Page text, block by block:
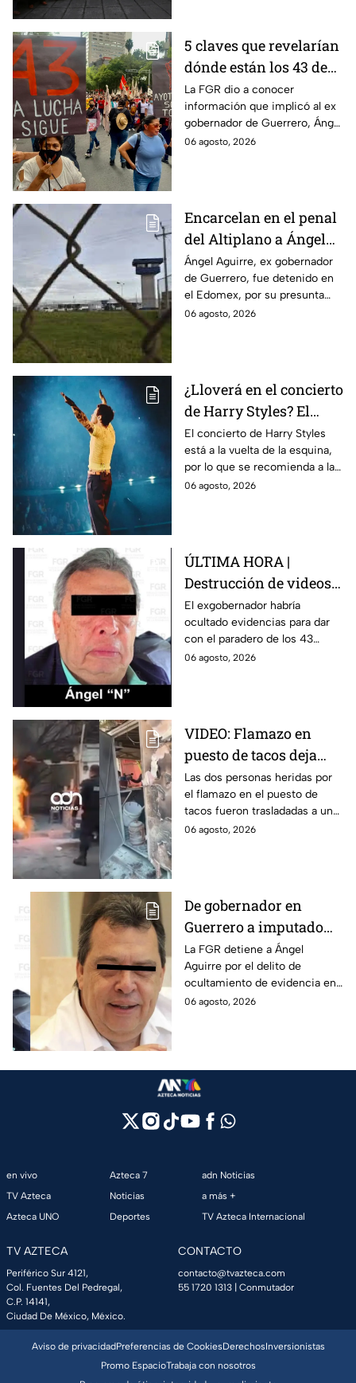
5 claves que revelarían
dónde están los 43 de
Ayotzinapa tras
captura de Ángel
Aguirre, ex gobernador
de Guerrero
La FGR dio a conocer
información que implicó al ex
gobernador de Guerrero, Ángel
Aguirre, quien fue detenido
06 agosto, 2026
Encarcelan en el penal
del Altiplano a Ángel
Aguirre, ex gobernador
de Guerrero por caso
Ayotzinapa
Ángel Aguirre, ex gobernador
de Guerrero, fue detenido en
el Edomex, por su presunta
participación en la
06 agosto, 2026
¿Lloverá en el concierto
de Harry Styles? El
pronóstico del clima
para este viernes en
CDMX
El concierto de Harry Styles
está a la vuelta de la esquina,
por lo que se recomienda a las
y los fanáticos revisar el clima
06 agosto, 2026
ÚLTIMA HORA |
Destrucción de videos
clave y amenazas a
testigos por parte de
exgobernador Ángel
Aguirre: FGR
El exgobernador habría
ocultado evidencias para dar
con el paradero de los 43
estudiantes desaparecidos de
06 agosto, 2026
VIDEO: Flamazo en
puesto de tacos deja
dos heridos en CDMX
Las dos personas heridas por
el flamazo en el puesto de
tacos fueron trasladadas a un
hospital para recibir atención
06 agosto, 2026
De gobernador en
Guerrero a imputado
por la "Verdad
Histórica"; Así fue como
Ángel Aguirre obstruyó
la justicia en caso
La FGR detiene a Ángel
Aguirre por el delito de
ocultamiento de evidencia en
el caso Ayotzinapa. Esta es la
06 agosto, 2026
en vivo
TV Azteca
Azteca UNO
Azteca 7
Noticias
Deportes
adn Noticias
a más +
TV Azteca Internacional
TV AZTECA
Periférico Sur 4121,
Col. Fuentes Del Pedregal,
C.P. 14141,
Ciudad De México, México.
CONTACTO
contacto@tvazteca.com
55 1720 1313 | Conmutador
Aviso de privacidadPreferencias de CookiesDerechosInversionistas
Promo EspacioTrabaja con nosotros